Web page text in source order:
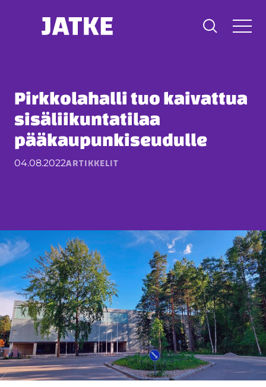
Pirkkolahalli tuo kaivattua
sisäliikuntatilaa
pääkaupunkiseudulle
04.08.2022ARTIKKELIT